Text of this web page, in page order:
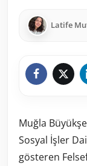
Latife
Muğla
Sosyal İşler
gösteren